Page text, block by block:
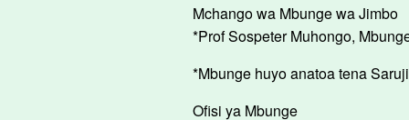
Mchango wa Mbunge wa Jimbo
*Prof Sospeter Muhongo,
*Mbunge huyo anatoa tena
Ofisi ya Mbunge